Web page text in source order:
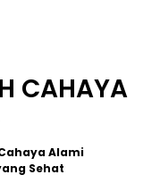
CAHAYA
Alami
Sehat